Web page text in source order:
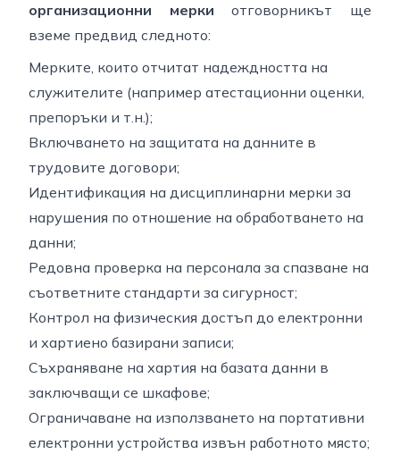
организационни мерки отговорникът ще
вземе предвид следното:
Мерките, които отчитат надеждността на
служителите (например атестационни оценки,
препоръки и т.н.);
Включването на защитата на данните в
трудовите договори;
Идентификация на дисциплинарни мерки за
нарушения по отношение на обработването на
данни;
Редовна проверка на персонала за спазване на
съответните стандарти за сигурност;
Контрол на физическия достъп до електронни
и хартиено базирани записи;
Съхраняване на хартия на базата данни в
заключващи се шкафове;
Ограничаване на използването на портативни
електронни устройства извън работното място;